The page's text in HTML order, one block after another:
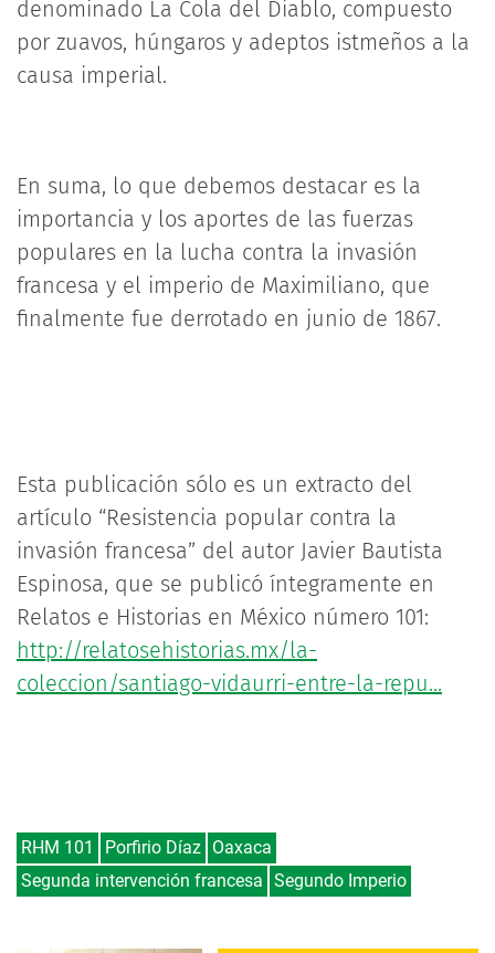
denominado La Cola del Diablo, compuesto
por zuavos, húngaros y adeptos istmeños a la
causa imperial.
En suma, lo que debemos destacar es la
importancia y los aportes de las fuerzas
populares en la lucha contra la invasión
francesa y el imperio de Maximiliano, que
finalmente fue derrotado en junio de 1867.
Esta publicación sólo es un extracto del
artículo “Resistencia popular contra la
invasión francesa” del autor Javier Bautista
Espinosa, que se publicó íntegramente en
Relatos e Historias en México número 101:
http://relatosehistorias.mx/la-
coleccion/santiago-vidaurri-entre-la-repu...
RHM 101 Porfirio Díaz Oaxaca
Segunda intervención francesa Segundo Imperio